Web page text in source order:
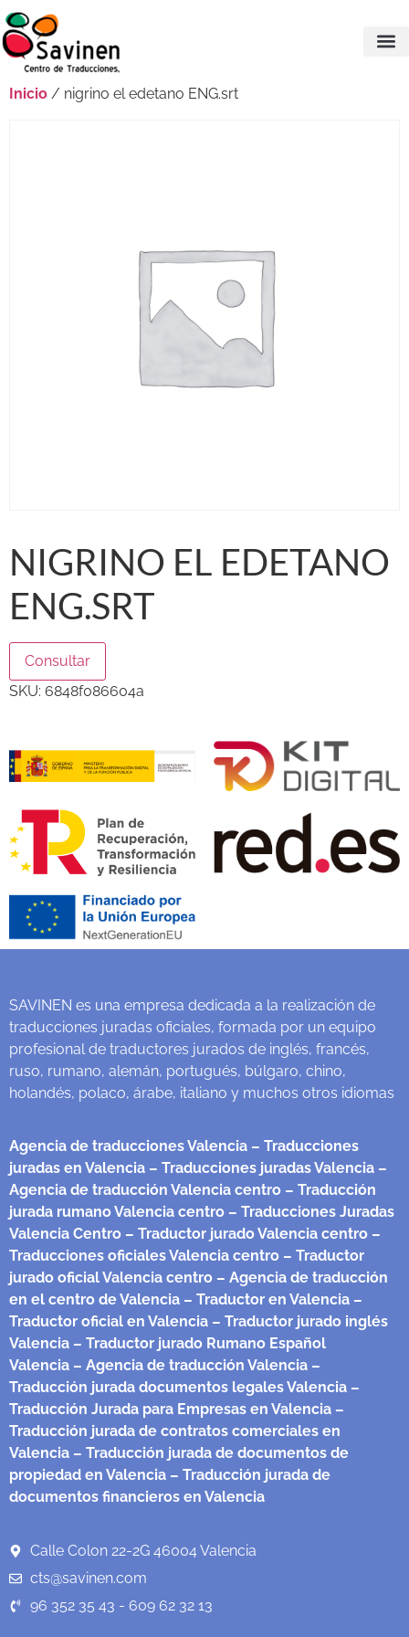
Inicio / nigrino el edetano ENG.srt
NIGRINO EL EDETANO
ENG.SRT
Consultar
SKU: 6848f086604a
SAVINEN es una empresa dedicada a la realización de
traducciones juradas oficiales, formada por un equipo
profesional de traductores jurados de inglés, francés,
ruso, rumano, alemán, portugués, búlgaro, chino,
holandés, polaco, árabe, italiano y muchos otros idiomas
Agencia de traducciones Valencia – Traducciones
juradas en Valencia – Traducciones juradas Valencia –
Agencia de traducción Valencia centro – Traducción
jurada rumano Valencia centro – Traducciones Juradas
Valencia Centro – Traductor jurado Valencia centro –
Traducciones oficiales Valencia centro – Traductor
jurado oficial Valencia centro – Agencia de traducción
en el centro de Valencia – Traductor en Valencia –
Traductor oficial en Valencia – Traductor jurado inglés
Valencia – Traductor jurado Rumano Español
Valencia – Agencia de traducción Valencia –
Traducción jurada documentos legales Valencia –
Traducción Jurada para Empresas en Valencia –
Traducción jurada de contratos comerciales en
Valencia – Traducción jurada de documentos de
propiedad en Valencia – Traducción jurada de
documentos financieros en Valencia
Calle Colon 22-2G 46004 Valencia
cts@savinen.com
96 352 35 43 - 609 62 32 13